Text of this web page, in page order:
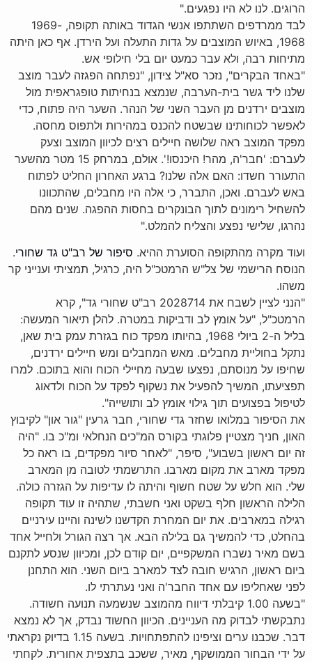
הרוגים. לנו לא היו נפגעים."
לבד ממרדפים השתתפו אנשי הגדוד באותה תקופה, 1969-
1968, באיוש המוצבים על גדות התעלה ועל הירדן. אף כאן היתה
מתיחות רבה, ולא עבר כמעט יום בלי חילופי אש.
"באחד הבקרים", נזכר סא"ל צידון, "נפתחה הפגזה לעבר מוצב
שלנו ליד גשר בית-הערבה, שנמצא בנחיתות טופגראפית מול
מוצבים ירדנים מן העבר השני של הנהר. השער היה פתוח, כדי
לאפשר לכוחותינו שבשטח להכנס במהירות ולתפוס מחסה.
מפקד המוצב ראה שלושה חיילים רצים לכיוון המוצב וצעק
לעברם: 'חבר'ה, מהר! היכנסו!'. אולם, במרחק 15 מטר מהשער
התעורר חשדו: האם אלה שלנו? ברגע האחרון החליט לפתוח
באש לעברם. ואכן, התברר, כי אלה היו מחבלים, שהתכוונו
להשחיל רימונים לתוך הבונקרים בחסות ההפגה. שנים מהם
נהרגו, שלישי נפצע והצליח להמלט."
ועוד מקרה מהתקופה הסוערת ההיא. סיפור של רב"ט גד שחורי.
הנוסח הרישמי של צל"ש הרמטכ"ל היה, כרגיל, תמציתי וענייני קר
משהו.
"הנני לציין לשבח את 2028714 רב"ט שחורי גד", קרא
הרמטכ"ל, "על אומץ לב ודביקות במטרה. להלן תיאור המעשה:
בליל ה-2 ביולי 1968, בהיותו מפקד כוח בגזרת עמק בית שאן,
נתקל בחוליית מחבלים. מאש המחבלים ומש חיילים ירדנים,
שחיפו על מנוסתם, נפצעו שבעה מחיילי הכוח והוא בתוכם. למרו
תפציעתו, המשיך להפעיל את נשקוף לפקד על הכוח ולדאוג
לטיפול בפצועים תוך גילוי אומץ לב ותושייה".
את הסיפור במלואו שחזר גדי שחורי, חבר גרעין "גור און" לקיבוץ
האון, חניך מצטיין פלוגתי בקורס המ"כים הנחלאי ומ"כ בו. "היה
זה יום ראשון בשבוע", סיפר, "לאחר סיור מפקדים, בו ראה כל
מפקד מארב את מקום מארבו. התרשמתי לטובה מן המארב
שלי. הוא חלש על שטח חשוף והיתה לו עדיפות על הגזרה כולה.
הלילה הראשון חלף בשקט ואני חשבתי, שתהיה זו עוד תקופה
רגילה במארבים. את יום המחרת הקדשנו לשינה והיינו עירניים
בהחלט, כדי להמשיך גם בלילה הבא. אך רצה הגורל ולחייל אחד
בשם מאיר נשברו המשקפיים, יום קודם לכן, ומכיוון שנסע לתקנם
ביום ראשון, הרגיש חובה לצד למארב ביום השני. הוא התחנן
לפני שאחליפו עם אחד החבר'ה ואני נעתרתי לו.
"בשעה 1.00 קיבלתי דיווח מהמוצב שנשמעה תנועה חשודה.
נתבקשתי לבדוק מה העניינים. הכיוון החשוד נבדק, אך לא נמצא
דבר. שכבנו ערים וציפינו להתפתחויות. בשעה 1.15 בדיוק נקראתי
על ידי הבחור הממושקף, מאיר, ששכב בתצפית אחורית. לקחתי